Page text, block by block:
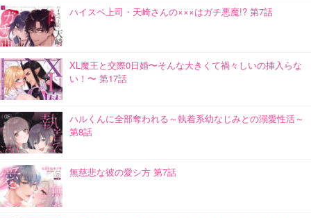
ハイスペ上司・天崎さんの×××はガチ悪魔!? 第7話
XL魔王と交際0日婚〜そんな大きくて禍々しいの挿入らな
い！〜 第17話
ハルくんに全部奪われる～執着系幼なじみとの溺愛性活～
第8話
無慈悲な彼の愛シ方 第7話